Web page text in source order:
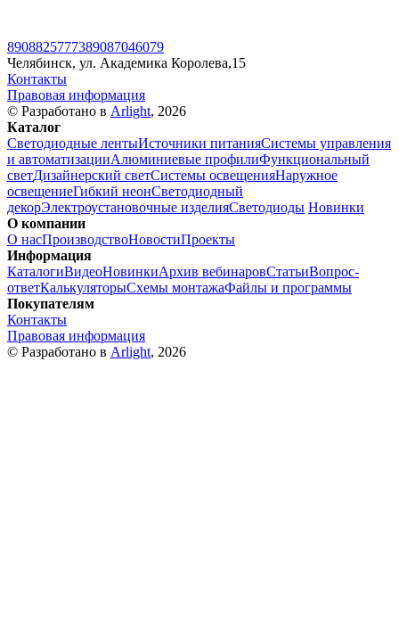
8908825777389087046079
Челябинск, ул. Академика Королева,15
Контакты
Правовая информация
© Разработано в Arlight, 2026
Каталог
Светодиодные лентыИсточники питанияСистемы управления
и автоматизацииАлюминиевые профилиФункциональный
светДизайнерский светСистемы освещенияНаружное
освещениеГибкий неонСветодиодный
декорЭлектроустановочные изделияСветодиоды Новинки
О компании
О насПроизводствоНовостиПроекты
Информация
КаталогиВидеоНовинкиАрхив вебинаровСтатьиВопрос-
ответКалькуляторыСхемы монтажаФайлы и программы
Покупателям
Контакты
Правовая информация
© Разработано в Arlight, 2026